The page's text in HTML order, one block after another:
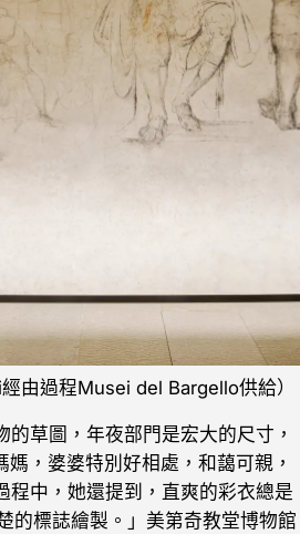
由過程Musei del Bargello供給）
的草圖，年夜部門是宏大的尺寸，
，婆婆特別好相處，和藹可親，
程中，她還提到，直爽的彩衣總是
的標誌繪製。」美第奇教堂博物館